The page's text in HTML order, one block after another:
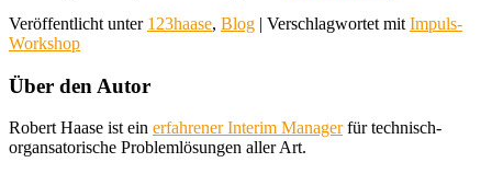
Veröffentlicht unter 123haase, Blog | Verschlagwortet mit Impuls-
Workshop
Über den Autor
Robert Haase ist ein erfahrener Interim Managerfür technisch-
organsatorische Problemlösungen aller Art.